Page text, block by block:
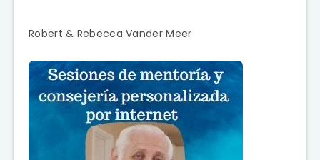
Robert & Rebecca Vander Meer